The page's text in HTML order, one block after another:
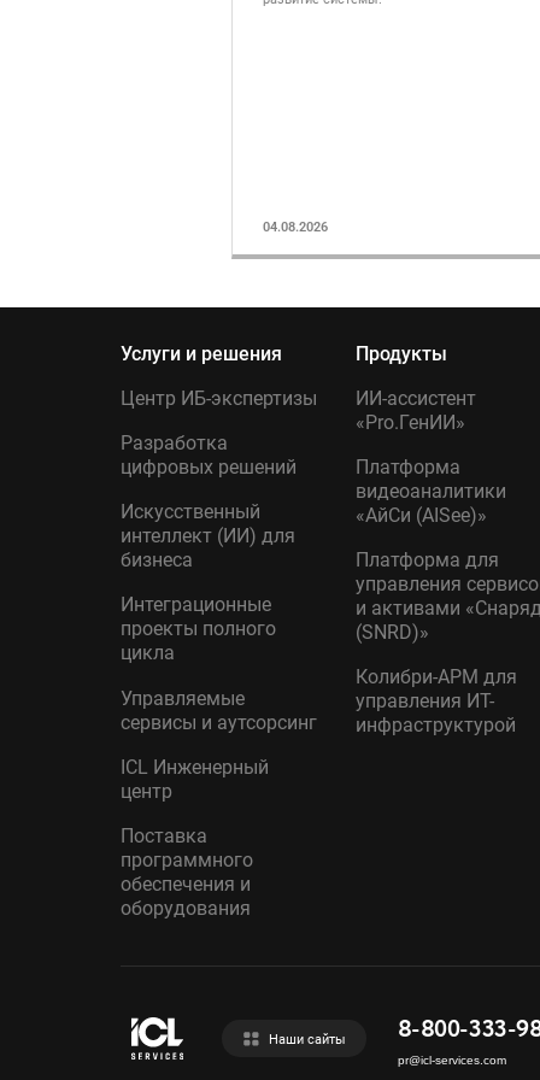
04.08.2026
Услуги и решения
Центр ИБ-экспертизы
Разработка
цифровых решений
Искусственный
интеллект (ИИ) для
бизнеса
Интеграционные
проекты полного
цикла
Управляемые
сервисы и аутсорсинг
ICL Инженерный
центр
Поставка
программного
обеспечения и
оборудования
Продукты
ИИ-ассистент
«Pro.ГенИИ»
Платформа
видеоаналитики
«АйСи (AISee)»
Платформа для
управления
и активами «Снаряд
(SNRD)»
Колибри-АРМ для
управления ИТ-
инфраструктурой
Наши сайты 8-800-333-
pr@icl-services.com